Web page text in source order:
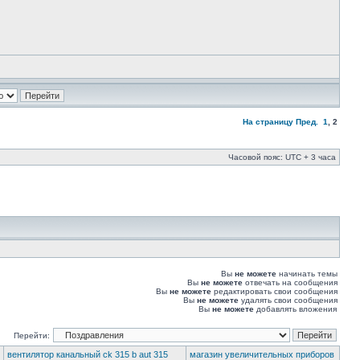
На страницу Пред. 1 2
Часовой пояс: UTC + 3 часа
Вы не можете начинать темы
Вы не можете отвечать на сообщения
Вы не можете редактировать свои сообщения
Вы не можете удалять свои сообщения
Вы не можете добавлять вложения
Перейти:
вентилятор канальный ck 315 b aut 315
магазин увеличительных приборов